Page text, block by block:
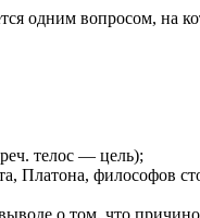
одним вопросом,
телос — цель);
Платона, философов
о том, что